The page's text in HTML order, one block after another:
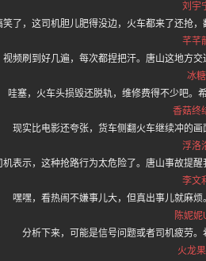
刘宇
笑了，这司机胆儿肥得没边，火车都来了还抢
芊芊
视频刷到好几遍，每次都捏把汗。唐山这地方
冰糖
哇塞，火车头损毁还脱轨，维修费得不少吧。
香菇终
现实比电影还夸张，货车侧翻火车继续冲的
浮洛
机表示，这种抢路行为太危险了。唐山事故提
李文
嘿嘿，看热闹不嫌事儿大，但真出事儿就麻
陈妮妮
分析下来，可能是信号问题或者司机疲劳
火龙